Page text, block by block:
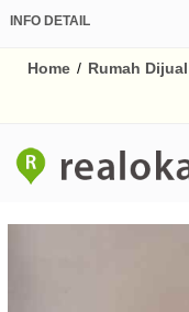
INFO DETAIL
Home / Rumah Dijual